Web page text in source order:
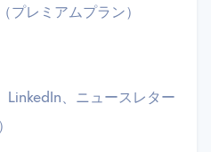
プレミアムプラン）
LinkedIn、ニュースレター